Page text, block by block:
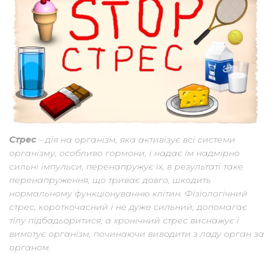
Стрес – дія на організм, яка активізує всі системи
організму, особливо гормони, і надає їм надмірно
сильні імпульси, перенапружує їх, в результаті таке
перенапруження, що триває довго, шкодить
нормальному функціонуванню клітин. Фізіологічний
стрес, короткочасний і не дуже сильний, допомагає
тілу підбадьоритися, а хронічний стрес виснажує і
вимотує організм, починаючи виводити з ладу орган за
органом.